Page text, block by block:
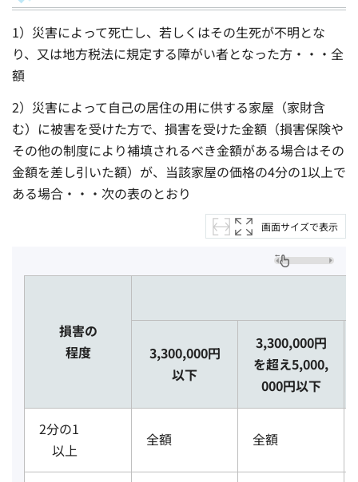
1）災害によって死亡し、若しくはその生死が不明とな
り、又は地方税法に規定する障がい者となった方・・・全
額
2）災害によって自己の居住の用に供する家屋（家財含
む）に被害を受けた方で、損害を受けた金額（損害保険や
その他の制度により補填されるべき金額がある場合はその
金額を差し引いた額）が、当該家屋の価格の4分の1以上で
ある場合・・・次の表のとおり
画面サイズで表示
損害の
程度
3,300,000円
以下
3,300,000円
を超え5,000,
000円以下
2分の1
以上
全額 全額